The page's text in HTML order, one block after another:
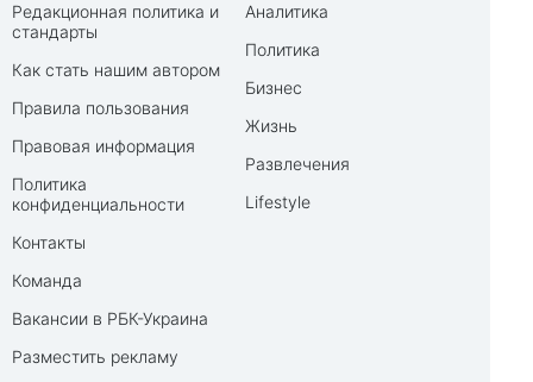
Редакционная политика и
стандарты
Как стать нашим автором
Правила пользования
Правовая информация
Политика
конфиденциальности
Контакты
Команда
Вакансии в РБК-Украина
Разместить рекламу
Аналитика
Политика
Бизнес
Жизнь
Развлечения
Lifestyle